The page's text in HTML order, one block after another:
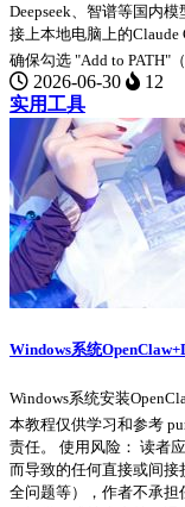
Deepseek、智谱等国内
接上本地电脑上的
确保勾选 "Add to PATH"（
2026-06-30
12
实用工具
Windows系统
Windows系统安装
本教程仅供学习和参考
责任。 使用风险： 读者
而导致的任何直接或间
全问题等），作者不承担